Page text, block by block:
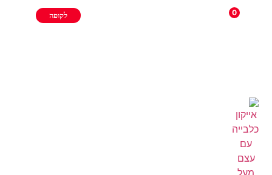
0 לקופה